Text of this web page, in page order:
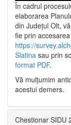
În cadrul
elaborarea
din Județul Olt,
fie prin
https://
Slatina sau prin
format PDF.
Vă mulţumim
acestui demers.
Chestionar SIDU